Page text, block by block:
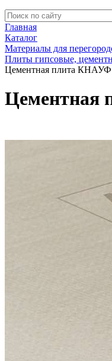
Главная
Каталог
Материалы для
Плиты гипсовые,
Цементная плита